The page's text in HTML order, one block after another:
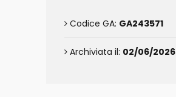
Codice GA: GA243571
Archiviata il: 02/06/2026